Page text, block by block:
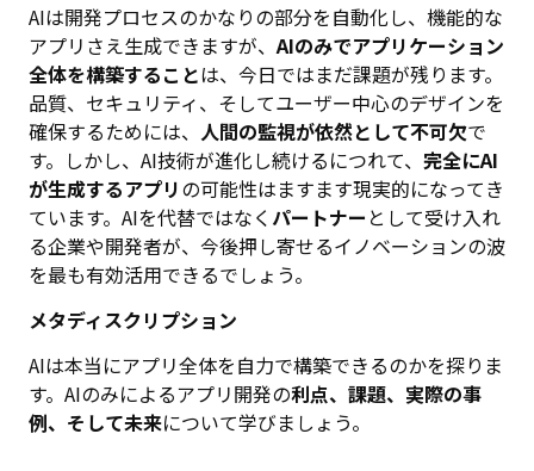
AIは開発プロセスのかなりの部分を自動化し、機能的な
アプリさえ生成できますが、 AIのみでアプリケーション
全体を構築することは、今日ではまだ課題が残ります。
品質、セキュリティ、そしてユーザー中心のデザインを
確保するためには、 人間の監視が依然として不可欠で
す。しかし、AI技術が進化し続けるにつれて、 完全にAI
が生成するアプリの可能性はますます現実的になってき
ています。AIを代替ではなく パートナー として受け入れ
る企業や開発者が、今後押し寄せるイノベーションの波
を最も有効活用できるでしょう。
メタディスクリプション
AIは本当にアプリ全体を自力で構築できるのかを探りま
す。AIのみによるアプリ開発の利点、課題、実際の事
例、そして未来について学びましょう。